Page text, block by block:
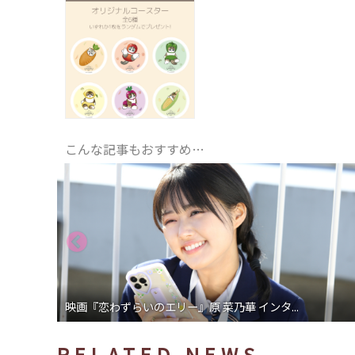
こんな記事もおすすめ…
映画『恋わずらいのエリー』原 菜乃華 インタ...